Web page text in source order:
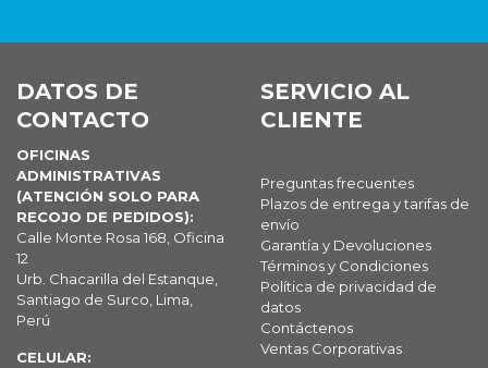
DATOS DE
CONTACTO
OFICINAS
ADMINISTRATIVAS
(ATENCIÓN SOLO PARA
RECOJO DE PEDIDOS):
Calle Monte Rosa 168, Oficina
12
Urb. Chacarilla del Estanque,
Santiago de Surco, Lima,
Perú
CELULAR:
SERVICIO AL
CLIENTE
Preguntas frecuentes
Plazos de entrega y tarifas de
envío
Garantía y Devoluciones
Términos y Condiciones
Política de privacidad de
datos
Contáctenos
Ventas Corporativas